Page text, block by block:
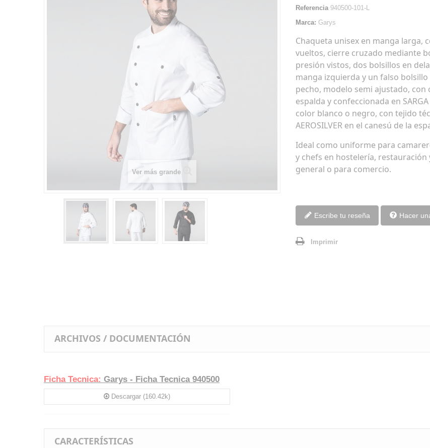
Ver más grande
Referencia 940500-101-L
Marca: Garys
Chaqueta unisex en manga larga,
vueltos, cierre cruzado mediante
presión vistos, dos bolsillos en
manga izquierda y un falso
pecho, modelo semi ajustado, con
espalda y confeccionada en SARGA
color blanco o negro, con tejido
AEROSILVER en el canesú de la
Ideal como uniforme para
y chefs en hostelería, restauración
general o para comercio.
Escribe tu reseña Hacer
Imprimir
ARCHIVOS / DOCUMENTACIÓN
Ficha Tecnica: Garys - Ficha Tecnica 940500
Descargar (160.42k)
CARACTERÍSTICAS